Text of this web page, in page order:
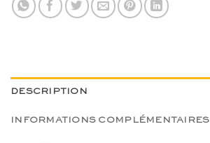
DESCRIPTION
INFORMATIONS COMPLÉMENTAIRES